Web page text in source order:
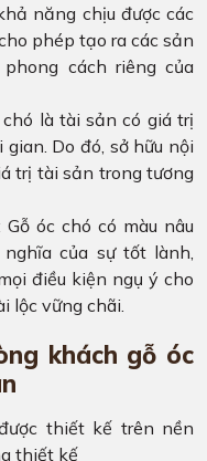
năng chịu được các
phép tạo ra các sản
cách riêng của
là tài sản có giá trị
Do đó, sở hữu nội
trị tài sản trong tương
óc chó có màu nâu
của sự tốt lành,
điều kiện ngụ ý cho
lộc vững chãi.
khách gỗ óc
thiết kế trên nền
thiết kế